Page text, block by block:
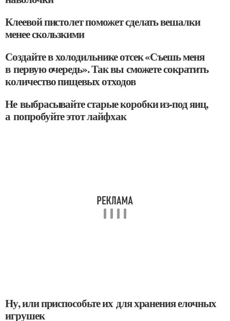
Клеевой пистолет поможет сделать вешалки
менее скользкими
Создайте в холодильнике отсек «Съешь меня
в первую очередь». Так вы сможете сократить
количество пищевых отходов
Не выбрасывайте старые коробки из-под яиц,
а попробуйте этот лайфхак
Ну, или приспособьте их для хранения елочных
игрушек